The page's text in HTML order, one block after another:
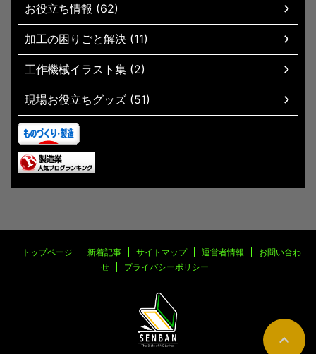
お役立ち情報 (62)
加工の困りごと解決 (11)
工作機械イラスト集 (2)
現場お役立ちグッズ (51)
トップページ 新着記事 サイトマップ 運営者情報
お問い合わ
せ
プライバシーポリシー